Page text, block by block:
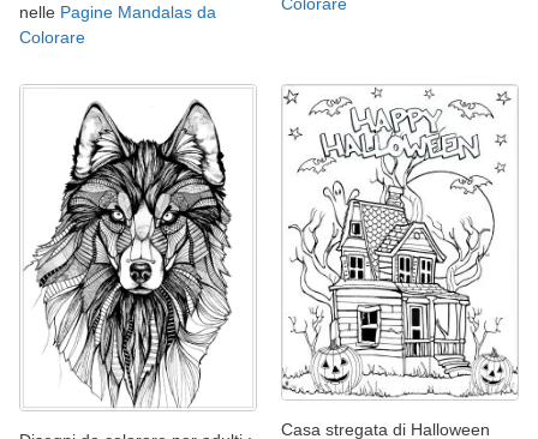
nelle Pagine Mandalas da
Colorare
Casa stregata di Halloween